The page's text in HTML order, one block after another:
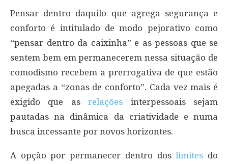
Pensar dentro daquilo que agrega segurança e
conforto é intitulado de modo pejorativo como
“pensar dentro da caixinha” e as pessoas que se
sentem bem em permanecerem nessa situação de
comodismo recebem a prerrogativa de que estão
apegadas a “zonas de conforto”. Cada vez mais é
exigido que asrelações interpessoais sejam
pautadas na dinâmica da criatividade e numa
busca incessante por novos horizontes.
A opção por permanecer dentro doslimites do